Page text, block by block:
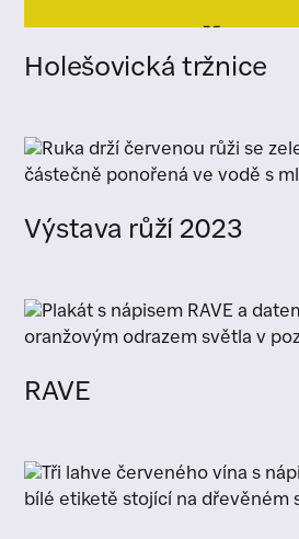
Holešovická tržnice
Výstava růží 2023
RAVE